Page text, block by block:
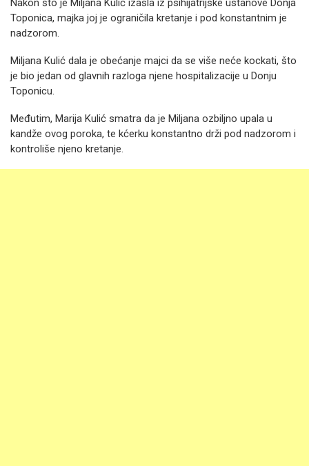
Nakon što je Miljana Kulić izašla iz psihijatrijske ustanove Donja
Toponica, majka joj je ograničila kretanje i pod konstantnim je
nadzorom.
Miljana Kulić dala je obećanje majci da se više neće kockati, što
je bio jedan od glavnih razloga njene hospitalizacije u Donju
Toponicu.
Međutim, Marija Kulić smatra da je Miljana ozbiljno upala u
kandže ovog poroka, te kćerku konstantno drži pod nadzorom i
kontroliše njeno kretanje.